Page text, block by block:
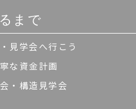
まで
見学会へ行こう
な資金計画
・構造見学会